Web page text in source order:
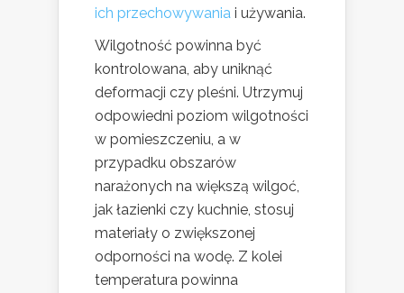
ich przechowywania i używania.
Wilgotność powinna być
kontrolowana, aby uniknąć
deformacji czy pleśni. Utrzymuj
odpowiedni poziom wilgotności
w pomieszczeniu, a w
przypadku obszarów
narażonych na większą wilgoć,
jak łazienki czy kuchnie, stosuj
materiały o zwiększonej
odporności na wodę. Z kolei
temperatura powinna